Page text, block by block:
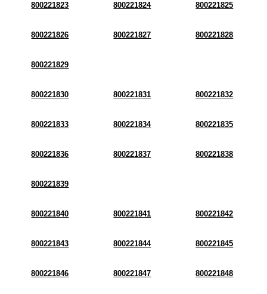
800221823 800221824 800221825
800221826 800221827 800221828
800221829
800221830 800221831 800221832
800221833 800221834 800221835
800221836 800221837 800221838
800221839
800221840 800221841 800221842
800221843 800221844 800221845
800221846 800221847 800221848